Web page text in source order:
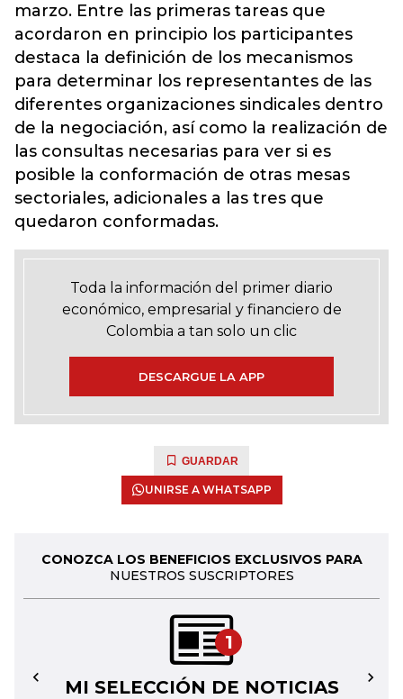
marzo. Entre las primeras tareas que
acordaron en principio los participantes
destaca la definición de los mecanismos
para determinar los representantes de las
diferentes organizaciones sindicales dentro
de la negociación, así como la realización de
las consultas necesarias para ver si es
posible la conformación de otras mesas
sectoriales, adicionales a las tres que
quedaron conformadas.
Toda la información del primer diario
económico, empresarial y financiero de
Colombia a tan solo un clic
DESCARGUE LA APP
GUARDAR
UNIRSE A WHATSAPP
CONOZCA LOS BENEFICIOS EXCLUSIVOS PARA
NUESTROS SUSCRIPTORES
1
MI SELECCIÓN DE NOTICIAS
← →